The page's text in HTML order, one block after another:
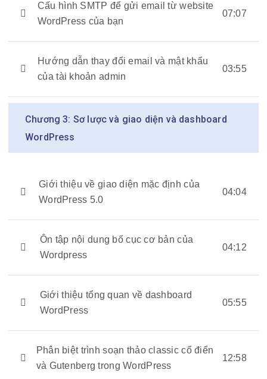
Cấu hình SMTP để gửi email từ website
WordPress của bạn
07:07
Hướng dẫn thay đổi email và mật khẩu
của tài khoản admin
03:55
Chương 3: Sơ lược và giao diện và dashboard
WordPress
Giới thiệu về giao diện mặc định của
WordPress 5.0
04:04
Ôn tập nội dung bố cục cơ bản của
Wordpress
04:12
Giới thiệu tổng quan về dashboard
WordPress
05:55
Phân biệt trình soạn thảo classic cổ điển
và Gutenberg trong WordPress
12:58